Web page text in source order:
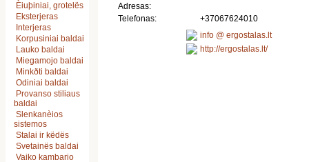
Èiuþiniai, grotelës
Eksterjeras
Interjeras
Korpusiniai baldai
Lauko baldai
Miegamojo baldai
Minkðti baldai
Odiniai baldai
Provanso stiliaus
baldai
Slenkanèios
sistemos
Stalai ir këdës
Svetainës baldai
Vaiko kambario
Adresas:
Telefonas:
+37067624010
info @ ergostalas.lt
http://ergostalas.lt/